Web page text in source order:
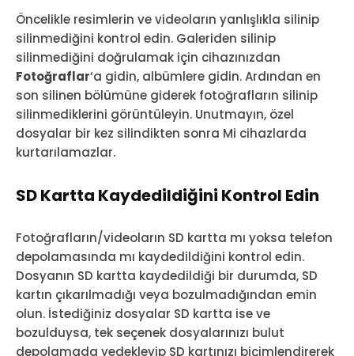
Öncelikle resimlerin ve videoların yanlışlıkla silinip
silinmediğini kontrol edin. Galeriden silinip
silinmediğini doğrulamak için cihazınızdan
Fotoğraflar‘a gidin, albümlere gidin. Ardından en
son silinen bölümüne giderek fotoğrafların silinip
silinmediklerini görüntüleyin. Unutmayın, özel
dosyalar bir kez silindikten sonra Mi cihazlarda
kurtarılamazlar.
SD Kartta Kaydedildiğini Kontrol Edin
Fotoğrafların/videoların SD kartta mı yoksa telefon
depolamasında mı kaydedildiğini kontrol edin.
Dosyanın SD kartta kaydedildiği bir durumda, SD
kartın çıkarılmadığı veya bozulmadığından emin
olun. İstediğiniz dosyalar SD kartta ise ve
bozulduysa, tek seçenek dosyalarınızı bulut
depolamada yedekleyip SD kartınızı biçimlendirerek